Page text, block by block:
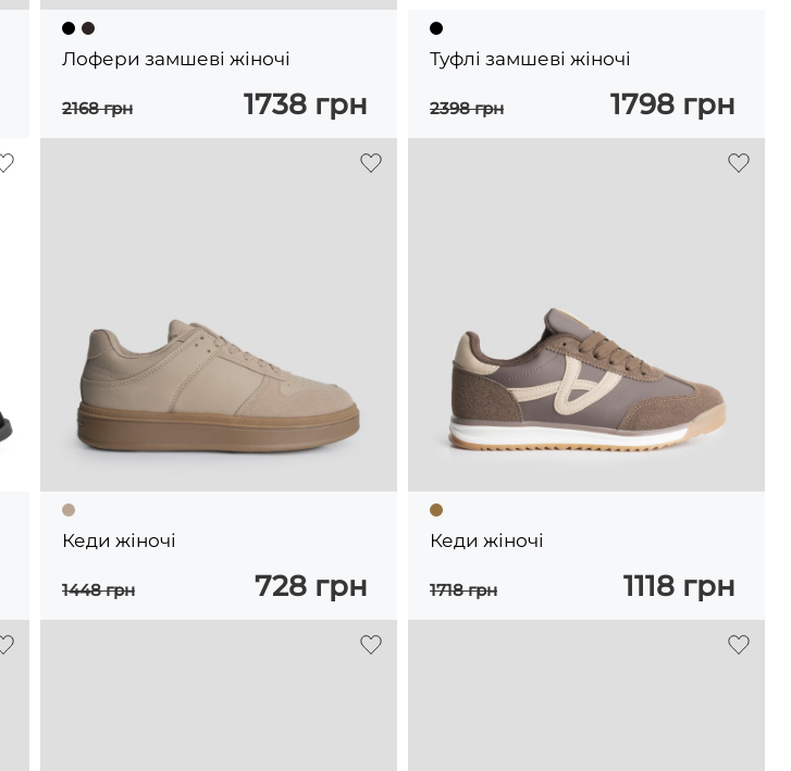
Лофери замшеві жіночі
1738 грн
2168 грн
Туфлі замшеві жіночі
1798 грн
2398 грн
Кеди жіночі
728 грн
1448 грн
Кеди жіночі
1118 грн
1718 грн